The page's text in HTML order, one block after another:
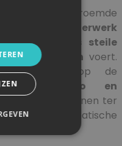
op de beroemde
meesterwerk
dat u
langs steile
landschappen voert.
uitzichten op de
Chimborazo en
actieve vulkanen ter
het dramatische